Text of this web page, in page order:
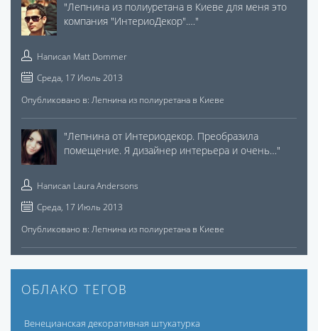
"Лепнина из полиуретана в Киеве для меня это
компания "ИнтериоДекор".…"
Написал Matt Dommer
Среда, 17 Июль 2013
Опубликовано в: Лепнина из полиуретана в Киеве
"Лепнина от Интериодекор. Преобразила
помещение. Я дизайнер интерьера и очень…"
Написал Laura Andersons
Среда, 17 Июль 2013
Опубликовано в: Лепнина из полиуретана в Киеве
ОБЛАКО ТЕГОВ
Венецианская декоративная штукатурка